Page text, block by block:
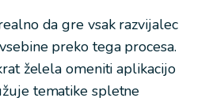
da gre vsak razvijalec
preko tega procesa.
želela omeniti aplikacijo
tematike spletne